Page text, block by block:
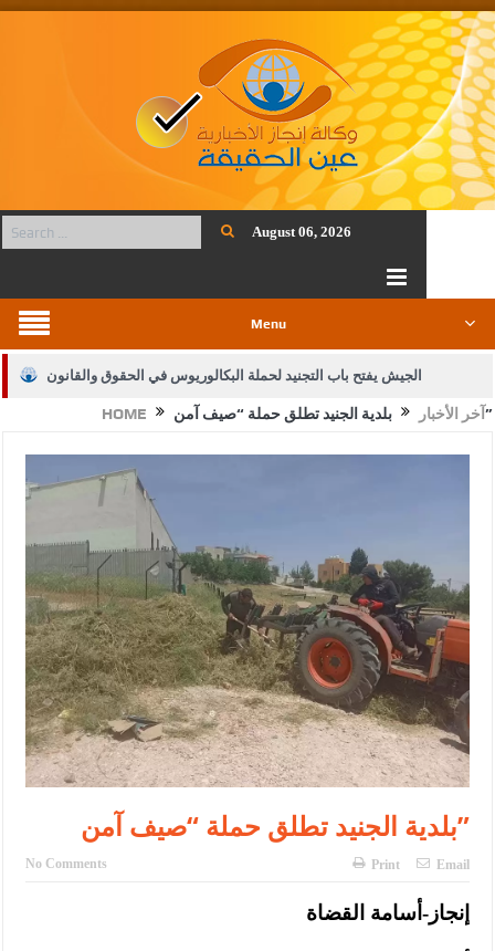
August 06, 2026
Menu
الجيش يفتح باب التجنيد لحملة البكالوريوس في الحقوق والقانون
بيان اجتماع عمّان:دعم الوصاية الهاشمية التاريخية على المقدسات
الإسلامية والمسيحية
النواب يقر مشروع تعديل قانون الملكية العقارية
القاضي يلتقي رؤساء تحرير الصحف اليومية ويؤكد حرص مجلس النواب
على شراكة فاعلة مع الإعلام
دعوة المكلفين بخدمة العلم (الدفعة الثالثة) إلى مراجعة منصة خدمة
العلم
الملك يلتقي مجموعة من رفاق السلاح
القاضي محمود أحمد فريحات.. مبارك ومزيدا من التوفيق
HOME آخر الأخبار بلدية الجنيد تطلق حملة “صيف آمن”
بلدية الجنيد تطلق حملة “صيف آمن”
No Comments Print Email
إنجاز-أسامة القضاة